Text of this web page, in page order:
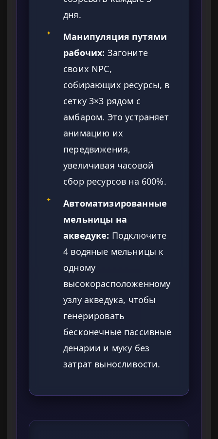
дня.
✦
Манипуляция путями
рабочих: Загоните
своих NPC,
собирающих ресурсы, в
сетку 3×3 рядом с
амбаром. Это устраняет
анимацию их
передвижения,
увеличивая часовой
сбор ресурсов на 600%.
✦
Автоматизированные
мельницы на
акведуке: Подключите
4 водяные мельницы к
одному
высокорасположенному
узлу акведука, чтобы
генерировать
бесконечные пассивные
денарии и муку без
затрат выносливости.